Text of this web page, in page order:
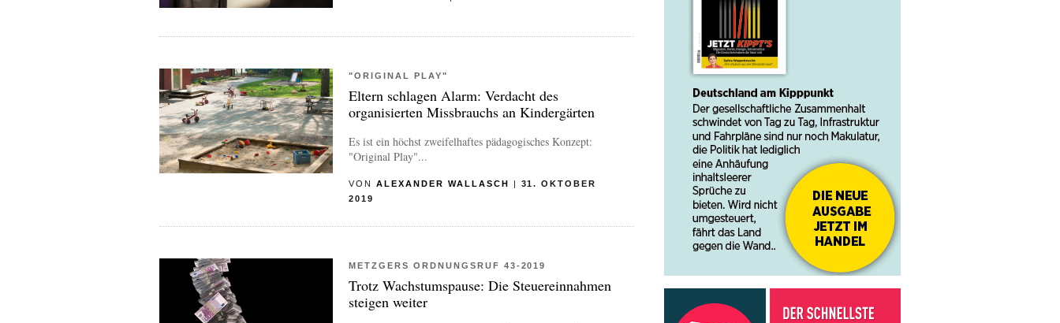
"ORIGINAL PLAY"
Eltern schlagen Alarm: Verdacht des
organisierten Missbrauchs an Kindergärten
Es ist ein höchst zweifelhaftes pädagogisches Konzept:
"Original Play"...
VON ALEXANDER WALLASCH | 31. OKTOBER
2019
METZGERS ORDNUNGSRUF 43-2019
Trotz Wachstumspause: Die Steuereinnahmen
steigen weiter